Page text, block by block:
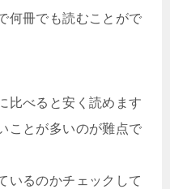
何冊でも読むことがで
比べると安く読めます
ことが多いのが難点で
いるのかチェックして